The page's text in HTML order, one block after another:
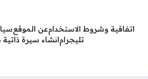
اتفاقية وشروط الاستخدامعن الموقع
تليجرامانشاء سيرة ذاتية